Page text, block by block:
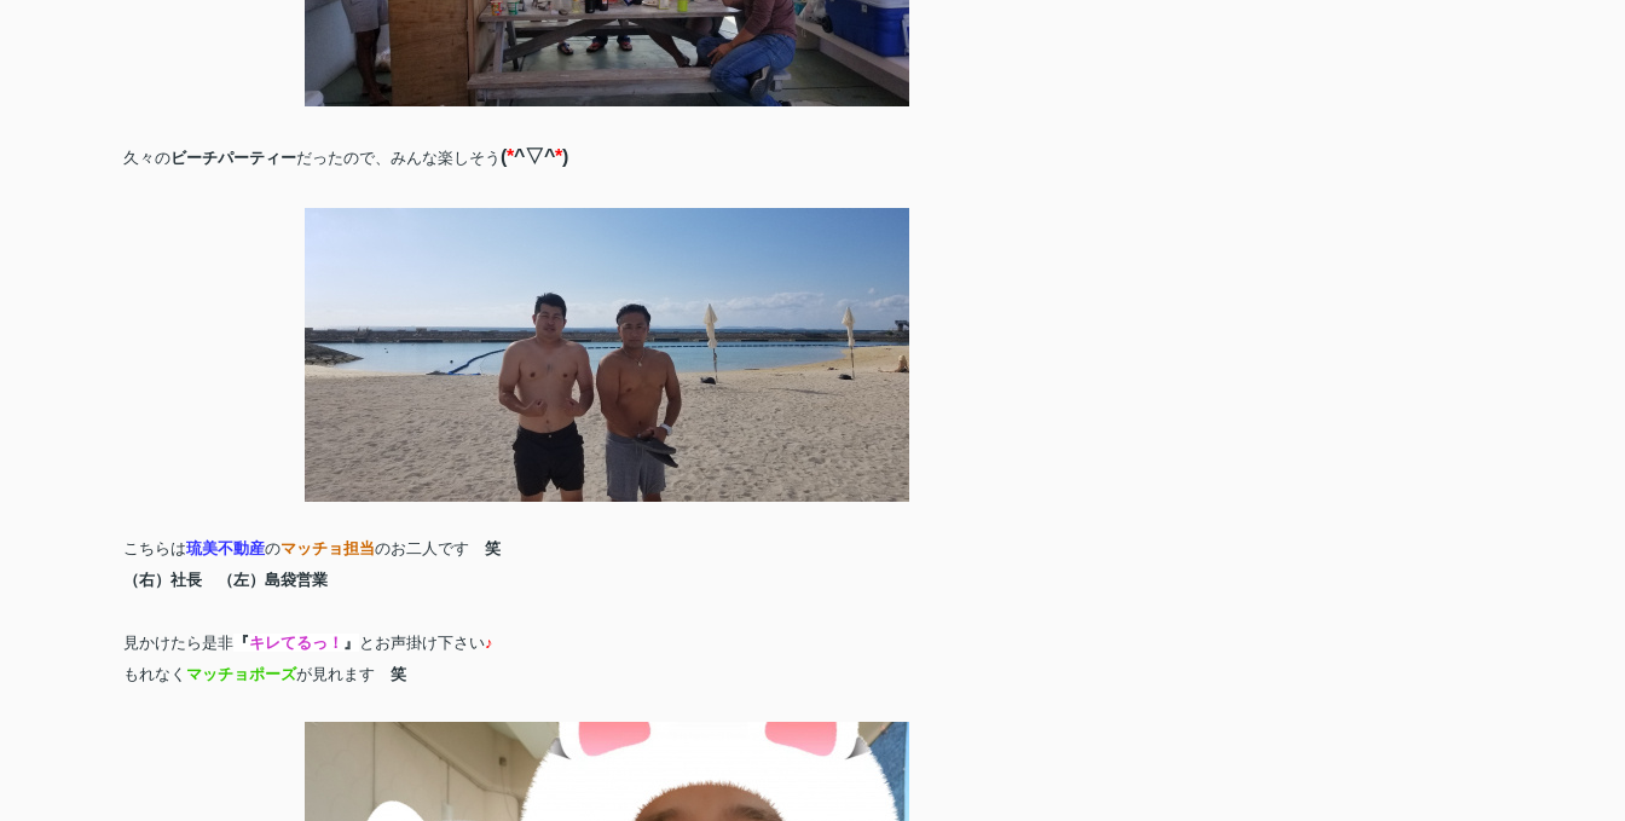
久々のビーチパーティーだったので、みんな楽しそう (*^▽^*)
こちらは琉美不動産のマッチョ担当のお二人です 笑
（右）社長 （左）島袋営業
見かけたら是非 『キレてるっ！ 』 とお声掛け下さい♪
もれなく マッチョポーズが見れます 笑